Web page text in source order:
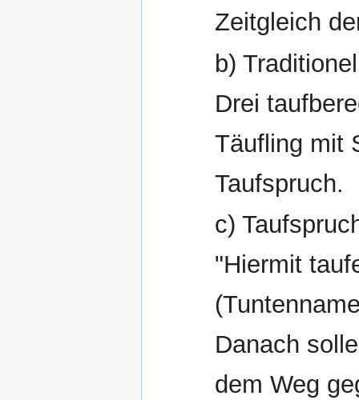
Zeitgleich
b)
Drei
Täufling mit
Taufspruch.
c)
"Hiermit
Danach
dem Weg